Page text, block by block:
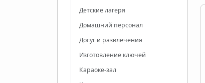
Детские лагеря
Домашний персонал
Досуг и развлечения
Изготовление ключей
Караоке-зал